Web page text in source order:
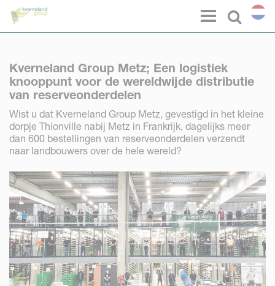
Select
Menu
Kverneland Group Metz; Een logistiek
knooppunt voor de wereldwijde distributie
van reserveonderdelen
Wist u dat Kverneland Group Metz, gevestigd in het kleine
dorpje Thionville nabij Metz in Frankrijk, dagelijks meer
dan 600 bestellingen van reserveonderdelen verzendt
naar landbouwers over de hele wereld?
Cookies beheer paneel